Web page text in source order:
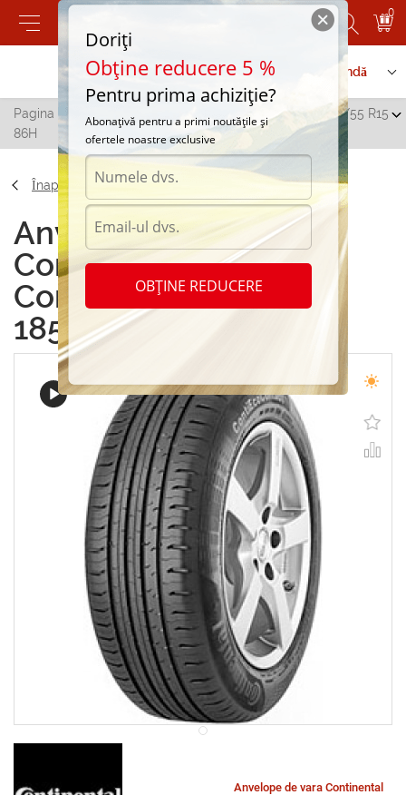
0
Contactați-ne Serviciu de comandă
Pagina principală
Continental ContiEcoContact 5 185/55 R15
86H
Înapoi
Anvelope de vara
Continental
ContiEcoContact 5
185/55 R15 86H
Anvelope de vara Continental
Doriți
Obține reducere 5 %
Pentru prima achiziție?
Abonațivă pentru a primi noutățile și
ofertele noastre exclusive
OBȚINE REDUCERE